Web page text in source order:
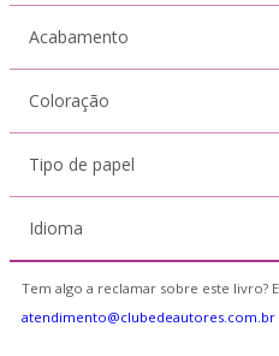
Acabamento
Coloração
Tipo de papel
Idioma
Tem algo a reclamar sobre este livro?
atendimento@clubedeautores.com.br